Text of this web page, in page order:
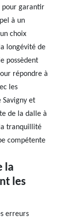
pour garantir
à un
choix
longévité de
possèdent
répondre à
les
et
de la dalle à
tranquillité
compétente
la
les
erreurs